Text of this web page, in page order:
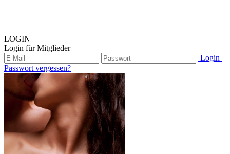
LOGIN
Login für Mitglieder
Login
Passwort vergessen?